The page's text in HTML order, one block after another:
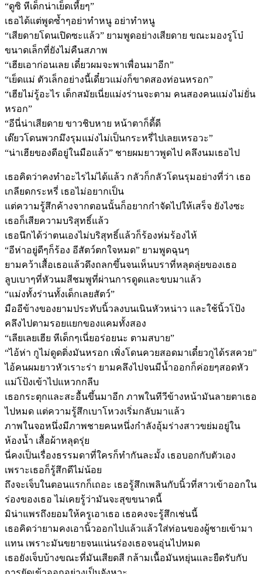
“ดูซิ หีเด็กน่าเย็ดเหี้ยๆ”
เธอได้แต่พูดซ้ำๆอย่าทำหนู อย่าทำหนู
“เสียดายโดนเปิดซะแล้ว” ยามพูดอย่างเสียดาย ขณะมองรูโบ๋
ขนาดเล็กที่ยังไม่คืนสภาพ
“เฮียเอาก่อนเลย เดี๋ยวผมจะพาเพื่อนมาอีก”
“เย็ดแม่ ตัวเล็กอย่างนี้เดี๋ยวแม่งก็ขาดสองท่อนหรอก”
“เฮียไม่รู้อะไร เด็กสมัยเนี่ยแม่งร่านจะตาม คนสองคนแม่งไม่ยั่น
หรอก”
“อีนี่น่าเสียดาย ขาวชิบหาย หน้าตาก็ดี้ดี
เด๊ยวโดนพวกมึงรุมแม่งไม่เป็นกระหรี่ไปเลยเหรอวะ”
“น่าเฮียของดีอยู่ในมือแล้ว” ชายผมยาวพูดไป คลึงนมเธอไป
เธอคิดว่าคงทำอะไรไม่ได้แล้ว กลัวก็กลัวโดนรุมอย่างที่ว่า เธอ
เกลียดกระหรี่ เธอไม่อยากเป็น
แต่ความรู้สึกค้างจากตอนนั้นก็อยากกำจัดไปให้เสร็จ ยังไงซะ
เธอก็เสียความบริสุทธิ์แล้ว
เธอนึกได้ว่าตนเองไม่บริสุทธิ์แล้วก็ร้องห่มร้องไห้
“อีห่าอยู่ดีๆก็ร้อง อีสัตว์ตกใจหมด” ยามพูดฉุนๆ
ยามคว้าเสื้อเธอแล้วดึงถลกขึ้นจนเห็นบราที่หลุดลุ่ยของเธอ
ลูบเบาๆที่หัวนมสีชมพูที่ผ่านการดูดและขบมาแล้ว
“แม่งทั้งร่านทั้งเด็กเลยสัตว์”
มืออีข้างของยามประทับนิ้วลงบนเนินหัวหน่าว และใช้นิ้วโป้ง
คลึงไปตามรอยแยกของแคมทั้งสอง
“เลียเลยเฮีย หีเด็กๆเนี่ยอร่อยนะ ตามสบาย”
“ไอ้ห่า กูไม่ดูดติ่งมันหรอก เพิ่งโดนควยสอดมาเดี๋ยวกูได้รสควย”
ไอ้คนผมยาวหัวเราะร่า ยามคลึงไปจนมีน้ำออกก็ค่อยๆสอดหัว
แม่โป้งเข้าไปแหวกกลีบ
เธอกระตุกและสะอื้นขึ้นมาอีก ภาพในทีวีข้างหน้ามันลายตาเธอ
ไปหมด แต่ความรู้สึกเบาโหวงเริ่มกลับมาแล้ว
ภาพในจอหนึ่งมีภาพชายคนหนึ่งกำลังอุ้มร่างสาวขย่มอยู่ใน
ห้องน้ำ เสื้อผ้าหลุดรุ่ย
นี่คงเป็นเรื่องธรรมดาที่ใครก็ทำกันละมั้ง เธอบอกกับตัวเอง
เพราะเธอก็รู้สึกดีไม่น้อย
ถึงจะเจ็บในตอนแรกก็เถอะ เธอรู้สึกเพลินกับนิ้วที่สาวเข้าออกใน
ร่องของเธอ ไม่เคยรู้ว่ามันจะสุขขนาดนี้
มิน่าแพรถึงยอมให้ครูเอาเธอ เธอคงจะรู้สึกเช่นนี้
เธอคิดว่ายามคงเอานิ้วออกไปแล้วแล้วใส่ท่อนของผู้ชายเข้ามา
แทน เพราะมันขยายจนแน่นร่องเธอจนอุ่นไปหมด
เธอยังเจ็บบ้างขณะที่มันเสียดสี กล้ามเนื้อมันหยุ่นและยืดรับกับ